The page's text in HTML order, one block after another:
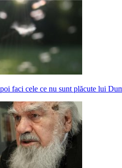
faci cele ce nu sunt plăcute lui